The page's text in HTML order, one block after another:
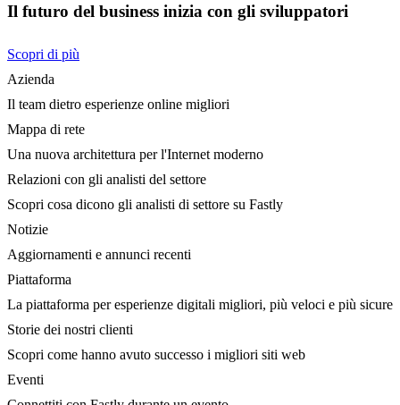
Il futuro del business inizia con gli sviluppatori
Scopri di più
Azienda
Il team dietro esperienze online migliori
Mappa di rete
Una nuova architettura per l'Internet moderno
Relazioni con gli analisti del settore
Scopri cosa dicono gli analisti di settore su Fastly
Notizie
Aggiornamenti e annunci recenti
Piattaforma
La piattaforma per esperienze digitali migliori, più veloci e più sicure
Storie dei nostri clienti
Scopri come hanno avuto successo i migliori siti web
Eventi